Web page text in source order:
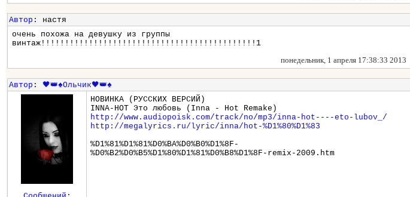
Автор : настя
очень похожа на девушку из группы
винтаж!!!!!!!!!!!!!!!!!!!!!!!!!!!!!!!!!!!!!!!!!!!!!1
понедельник, 1 апреля 17:38:33 2013
Автор :🖤👑♠️Ольчик🖤👑♠️
НОВИНКА (РУССКИХ ВЕРСИЙ)
INNA-HOT Это любовь (Inna - Hot Remake)
http://www.audiopoisk.com/track/no/mp3/inna-hot----eto-lubov_/
http://megalyrics.ru/lyric/inna/hot-%D1%80%D1%83
%D1%81%D1%81%D0%BA%D0%B0%D1%8F-
%D0%B2%D0%B5%D1%80%D1%81%D0%B8%D1%8F-remix-2009.htm